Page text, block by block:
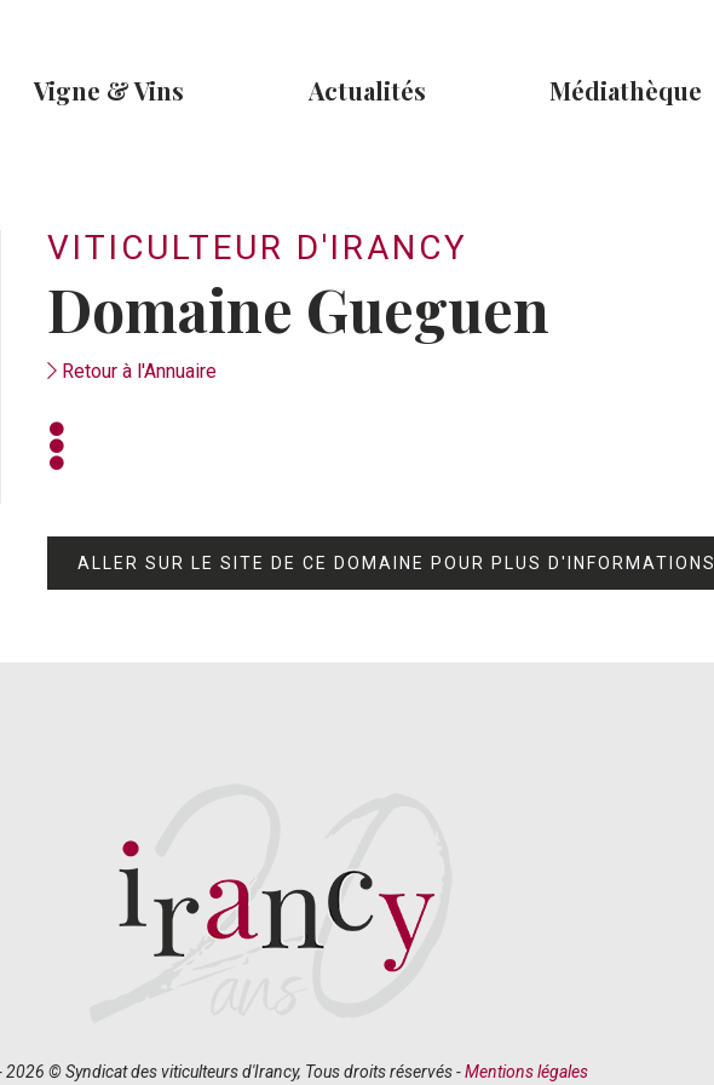
Vigne & Vins Actualités Médiathèque
VITICULTEUR D'IRANCY
Domaine Gueguen
Retour à l'Annuaire
ALLER SUR LE SITE DE CE DOMAINE POUR PLUS D'INFORMATIONS
2026 © Syndicat des viticulteurs d'Irancy, Tous droits réservés -Mentions légales